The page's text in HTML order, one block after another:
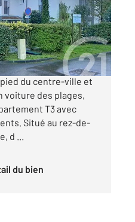
calme et résidentiel, à
du centre-ville et
voiture des plages,
T3 avec
Situé au rez-de-
d ...
du bien